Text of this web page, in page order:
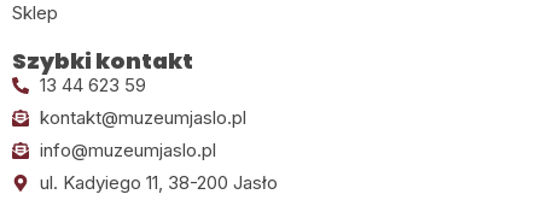
Sklep
Szybki kontakt
13 44 623 59
kontakt@muzeumjaslo.pl
info@muzeumjaslo.pl
ul. Kadyiego 11, 38-200 Jasło